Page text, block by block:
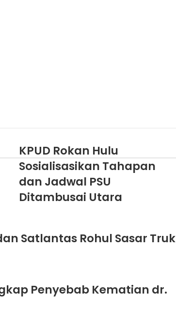
KPUD Rokan Hulu
Sosialisasikan Tahapan
dan Jadwal PSU
Ditambusai Utara
Satlantas Rohul Sasar Truk
Penyebab Kematian dr.